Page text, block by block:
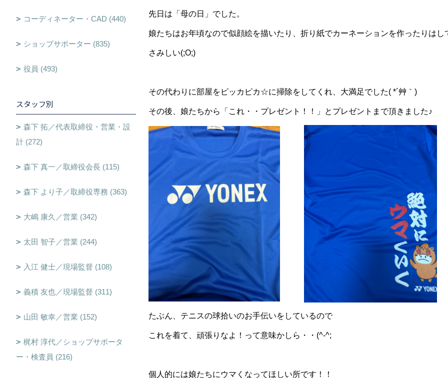
先日は「母の日」でした。
娘たちはお年頃なので似顔絵を描いたり、折り紙でカーネーションを作ったりはし
さみしい(;O;)
その代わりに部屋をピッカピカ☆に掃除をしてくれ、大満足でした( *´艸｀)
その後、娘たちから「これ・・プレゼント！！」とプレゼントまで頂きました♪
たぶん、テニスの球拾いのお手伝いをしているので
これを着て、頑張りなよ！って意味かしら・・(^-^;
個人的には娘たちにウマくなってほしい所です！！
コーディネーター・CAD (440)
ショップサポーター (835)
役員 (493)
スタッフ別
森下 拓／代表取締役・営業・設
計 (272)
森下 真一／取締役会長 (115)
森下 より子／取締役専務 (363)
大嶋 康久／営業 (342)
太田 智子／営業 (244)
入江 健士／現場監督 (108)
義積 友也／現場監督 (311)
山田 敏幸／営業 (152)
梶村 淳代／ショップサポータ
ー・検査員 (216)